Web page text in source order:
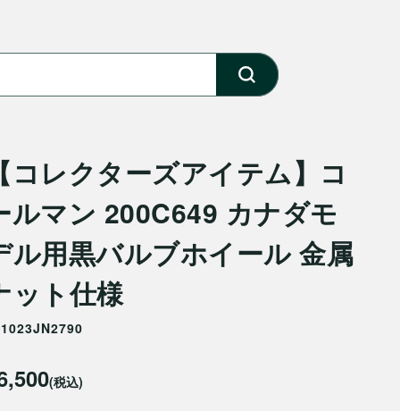
コレクターズアイテム】コ
ルマン 200C649 カナダモ
ル用黒バルブホイール 金属
ット仕様
(税込)